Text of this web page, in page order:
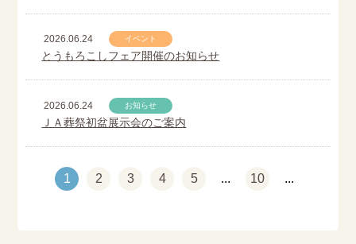
2026.06.24 イベント
とうもろこしフェア開催のお知らせ
2026.06.24 お知らせ
ＪＡ葬祭初盆展示会のご案内
1 2 3 4 5 ... 10 ...